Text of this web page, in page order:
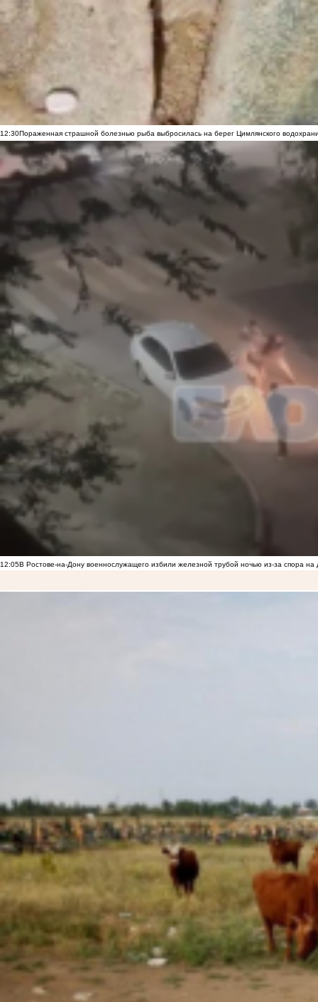
12:30Пораженная страшной болезнью рыба выбросилась на берег Цимлянского
12:05В Ростове-на-Дону военнослужащего избили железной трубой ночью из-за спора на